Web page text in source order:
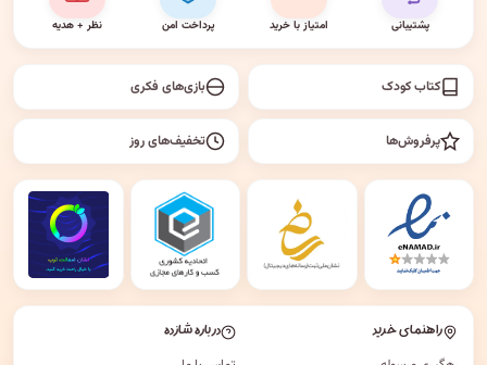
پشتیبانی امتیاز با خرید پرداخت امن نظر + هدیه
کتاب کودک بازی‌های فکری
پرفروش‌ها تخفیف‌های روز
راهنمای خرید درباره شازده